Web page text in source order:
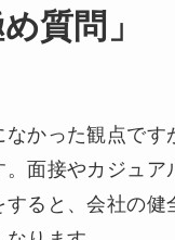
質問」
なかった観点です
面接やカジュア
すると、会社の健